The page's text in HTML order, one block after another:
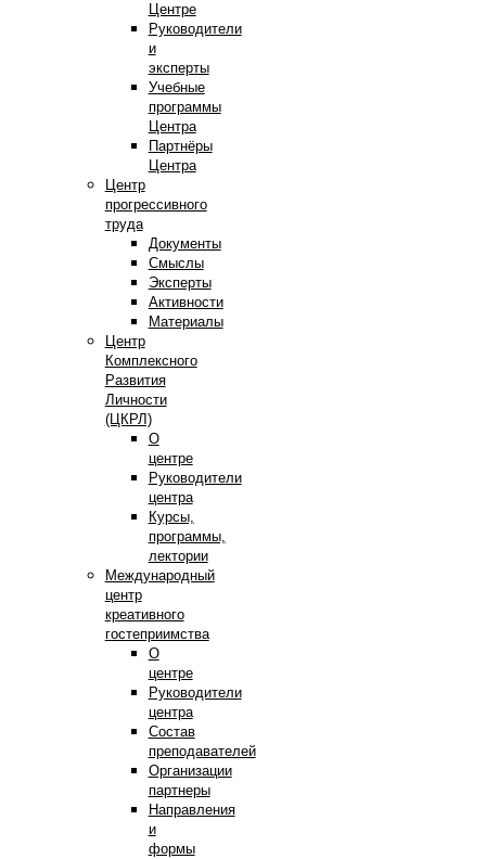
Центре
Руководители
и
эксперты
Учебные
программы
Центра
Партнёры
Центра
Центр
прогрессивного
труда
Документы
Смыслы
Эксперты
Активности
Материалы
Центр
Комплексного
Развития
Личности
(ЦКРЛ)
О
центре
Руководители
центра
Курсы,
программы,
лектории
Международный
центр
креативного
гостеприимства
О
центре
Руководители
центра
Состав
преподавателей
Организации
партнеры
Направления
и
формы